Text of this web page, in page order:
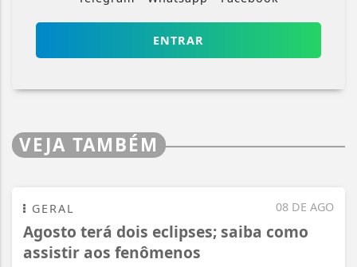
ENTRAR
VEJA TAMBÉM
08 DE AGO
GERAL
Agosto terá dois eclipses; saiba como
assistir aos fenômenos